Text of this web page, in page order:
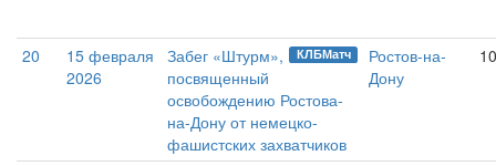
20
15 февраля
2026
КЛБМатч
Забег «Штурм»,
посвященный
освобождению Ростова-
на-Дону от немецко-
фашистских захватчиков
Ростов-на-
Дону